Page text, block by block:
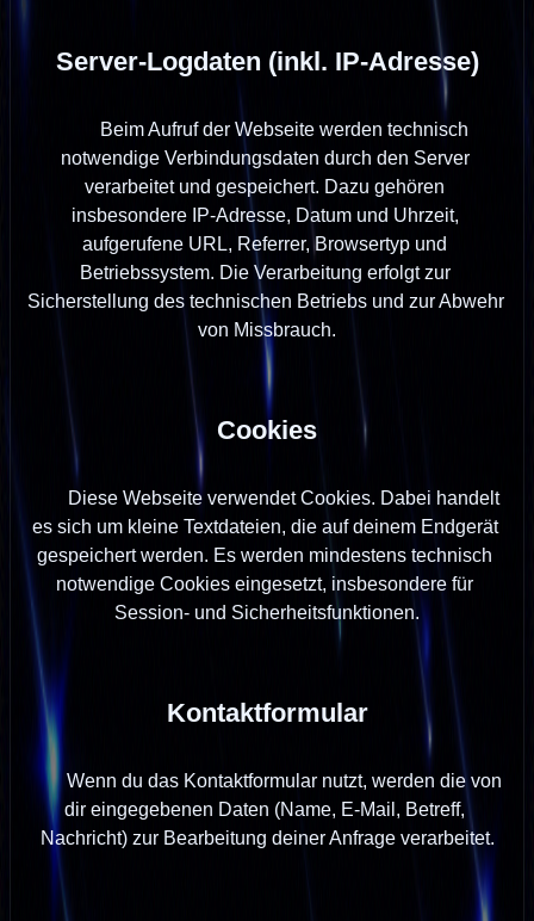
Server-Logdaten (inkl. IP-Adresse)
notwendige Verbindungsdaten durch den Server
verarbeitet und gespeichert. Dazu gehören
insbesondere IP-Adresse, Datum und Uhrzeit,
aufgerufene URL, Referrer, Browsertyp und
Betriebssystem. Die Verarbeitung erfolgt zur
Sicherstellung des technischen Betriebs und zur Abwehr
von Missbrauch.
Cookies
es sich um kleine Textdateien, die auf deinem Endgerät
gespeichert werden. Es werden mindestens technisch
notwendige Cookies eingesetzt, insbesondere für
Session- und Sicherheitsfunktionen.
Kontaktformular
        Wenn du das Kontaktformular nutzt, werden die von
dir eingegebenen Daten (Name, E-Mail, Betreff,
Nachricht) zur Bearbeitung deiner Anfrage verarbeitet.